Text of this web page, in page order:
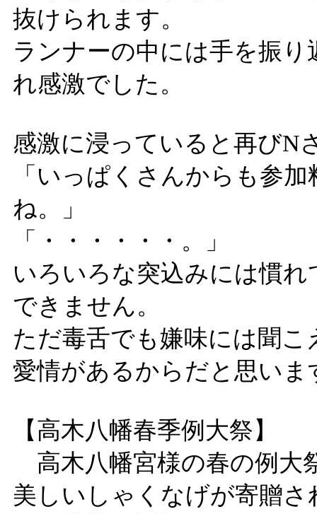
抜けられます。
ランナーの中には手を振
れ感激でした。
感激に浸っていると再びN
「いっぱくさんからも参
ね。」
「・・・・・・。」
いろいろな突込みには慣
できません。
ただ毒舌でも嫌味には聞
愛情があるからだと思いま
【高木八幡春季例大祭】
高木八幡宮様の春の例大
美しいしゃくなげが寄贈